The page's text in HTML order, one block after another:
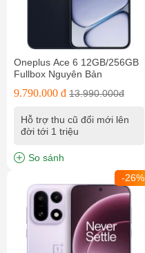
Oneplus Ace 6 12GB/256GB
Fullbox Nguyên Bản
9.790.000 đ 13.990.000đ
Hỗ trợ thu cũ đổi mới lên
đời tới 1 triệu
So sánh
-26%